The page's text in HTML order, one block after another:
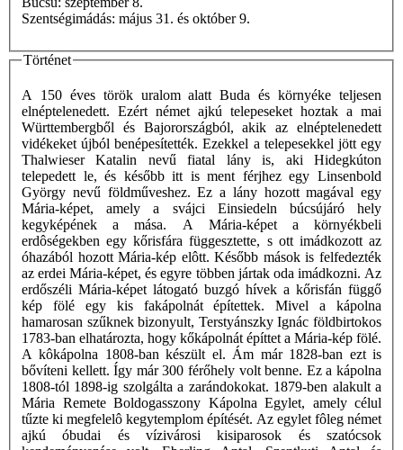
Szentségimádás: május 31. és október 9.
Történet
A 150 éves török uralom alatt Buda és környéke teljesen
elnéptelenedett. Ezért német ajkú telepeseket hoztak a mai
Württembergből és Bajorországból, akik az elnéptelenedett
vidékeket újból benépesítették. Ezekkel a telepesekkel jött egy
Thalwieser Katalin nevű fiatal lány is, aki Hidegkúton
telepedett le, és később itt is ment férjhez egy Linsenbold
György nevű földműveshez. Ez a lány hozott magával egy
Mária-képet, amely a svájci Einsiedeln búcsújáró hely
kegyképének a mása. A Mária-képet a környékbeli
erdôségekben egy kőrisfára függesztette, s ott imádkozott az
óhazából hozott Mária-kép elôtt. Később mások is felfedezték
az erdei Mária-képet, és egyre többen jártak oda imádkozni. Az
erdőszéli Mária-képet látogató buzgó hívek a kőrisfán függő
kép fölé egy kis fakápolnát építettek. Mivel a kápolna
hamarosan szűknek bizonyult, Terstyánszky Ignác földbirtokos
1783-ban elhatározta, hogy kőkápolnát építtet a Mária-kép fölé.
A kôkápolna 1808-ban készült el. Ám már 1828-ban ezt is
bővíteni kellett. Így már 300 férőhely volt benne. Ez a kápolna
1808-tól 1898-ig szolgálta a zarándokokat. 1879-ben alakult a
Mária Remete Boldogasszony Kápolna Egylet, amely célul
tűzte ki megfelelô kegytemplom építését. Az egylet fôleg német
ajkú óbudai és vízivárosi kisiparosok és szatócsok